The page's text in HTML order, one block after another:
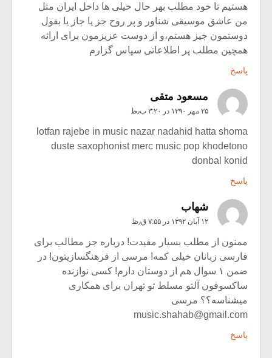
هستیم تا خود مطلب بهر حال خیلی ها داخل ایران مثل
من عاشق موسیقی شناور و پر روح جز یا جاز یا بقول
دوستمون جیز هستم،و از دوست عزیزمون برای ارائه
همچین مطلب پر اطلاعاتی سپاس گزارم
پاسخ
مسعود متقی
۲۵ مهر ۱۳۹۰ در ۳:۲۰ ب٫ظ
lotfan rajebe in music nazar nadahid hatta shoma
duste saxophonist merc music pop khodetono
donbal konid
پاسخ
شهاب
۱۲ آبان ۱۳۹۲ در ۷:۵۵ ق٫ظ
ممنون از مطلب بسیار مفیدت! درباره جز مطالب برای
فارسی زبانان خیلی کمه! مرسی از فرهنگسازیتون! در
ضمن ۱ سوال هم از دوستان دارم! کسی نوازنده
ساکسوفون آلتو مسلط تو تهران برای همکاری
میشناسه؟؟ مرسی
music.shahab@gmail.com
پاسخ